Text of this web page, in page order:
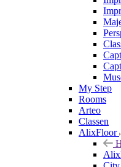
My Step
Rooms
Arteo
Classen
AlixFloor